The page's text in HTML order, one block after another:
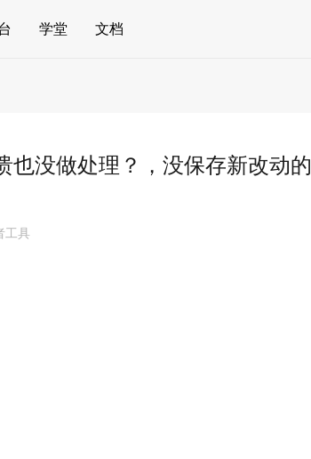
学堂 文档
也没做处理？，没保存新改动的
工具